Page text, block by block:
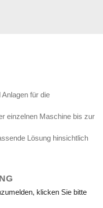
für die
einzelnen Maschine bis zur
Lösung hinsichtlich
klicken Sie bitte